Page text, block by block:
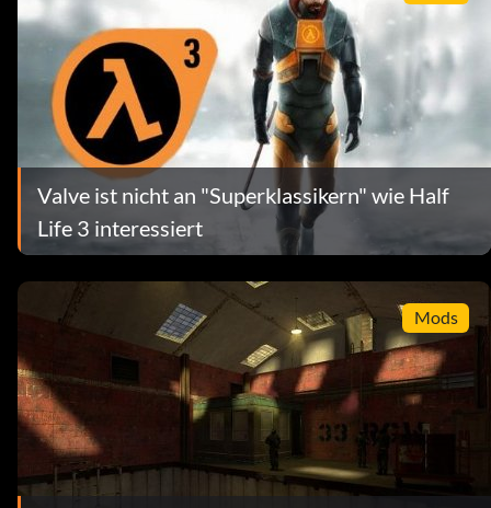
Valve ist nicht an "Superklassikern" wie Half
Life 3 interessiert
Mods